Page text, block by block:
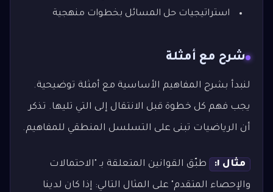
استراتيجيات حل المسائل بخطوات منهجية
شرح مع أمثلة
لنبدأ بشرح المفاهيم الأساسية مع أمثلة توضيحية.
يجب فهم كل خطوة قبل الانتقال إلى التي تليها. تذكر
أن الرياضيات تبنى على التسلسل المنطقي للمفاهيم.
مثال ١: طبّق القوانين المتعلقة بـ "الاحتمالات
والإحصاء المتقدم" على المثال التالي: إذا كان لدينا